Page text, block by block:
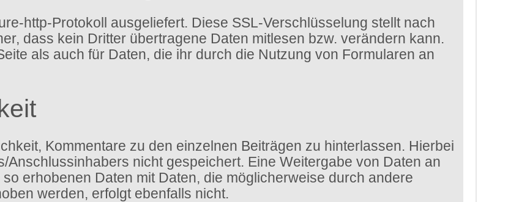
http-Protokoll ausgeliefert. Diese SSL-Verschlüsselung stellt nach
dass kein Dritter übertragene Daten mitlesen bzw. verändern kann.
als auch für Daten, die ihr durch die Nutzung von Formularen an
Kommentare zu den einzelnen Beiträgen zu hinterlassen. Hierbei
Anschlussinhabers nicht gespeichert. Eine Weitergabe von Daten an
erhobenen Daten mit Daten, die möglicherweise durch andere
werden, erfolgt ebenfalls nicht.